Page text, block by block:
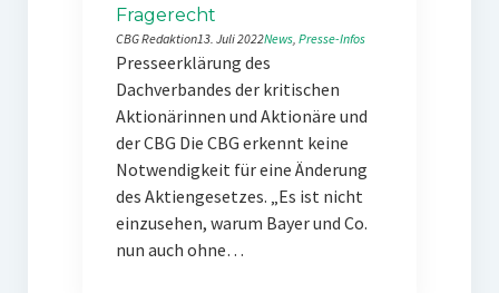
Fragerecht
CBG Redaktion13. Juli 2022News, Presse-Infos
Presseerklärung des
Dachverbandes der kritischen
Aktionärinnen und Aktionäre und
der CBG Die CBG erkennt keine
Notwendigkeit für eine Änderung
des Aktiengesetzes. „Es ist nicht
einzusehen, warum Bayer und Co.
nun auch ohne…